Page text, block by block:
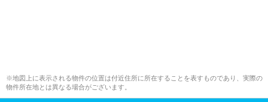
※地図上に表示される物件の位置は付近住所に所在することを表すものであり、実際の
物件所在地とは異なる場合がございます。